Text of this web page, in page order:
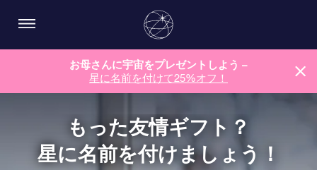
お母さんに宇宙をプレゼントしよう –
星に名前を付けて25%オフ！
もった友情ギフト？
星に名前を付けましょう！